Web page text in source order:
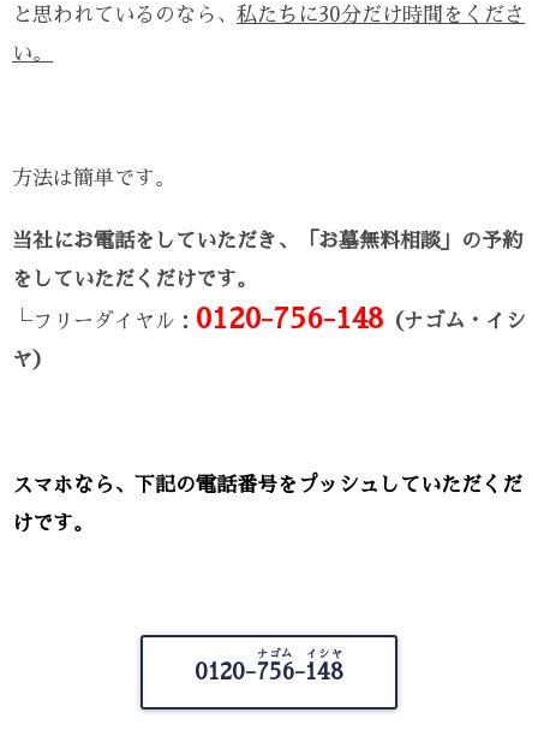
と思われているのなら、 私たちに30分だけ時間をくださ
い。
方法は簡単です。
当社にお電話をしていただき、「お墓無料相談」の予約
をしていただくだけです。
└フリーダイヤル： 0120-756-148 （ナゴム・イシ
ヤ）
スマホなら、下記の電話番号をプッシュしていただくだ
けです。
0120-756-148
ナゴム イシヤ